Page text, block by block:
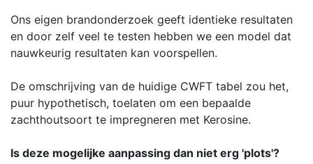
Ons eigen brandonderzoek geeft identieke resultaten
en door zelf veel te testen hebben we een model dat
nauwkeurig resultaten kan voorspellen.
De omschrijving van de huidige CWFT tabel zou het,
puur hypothetisch, toelaten om een bepaalde
zachthoutsoort te impregneren met Kerosine.
Is deze mogelijke aanpassing dan niet erg 'plots'?